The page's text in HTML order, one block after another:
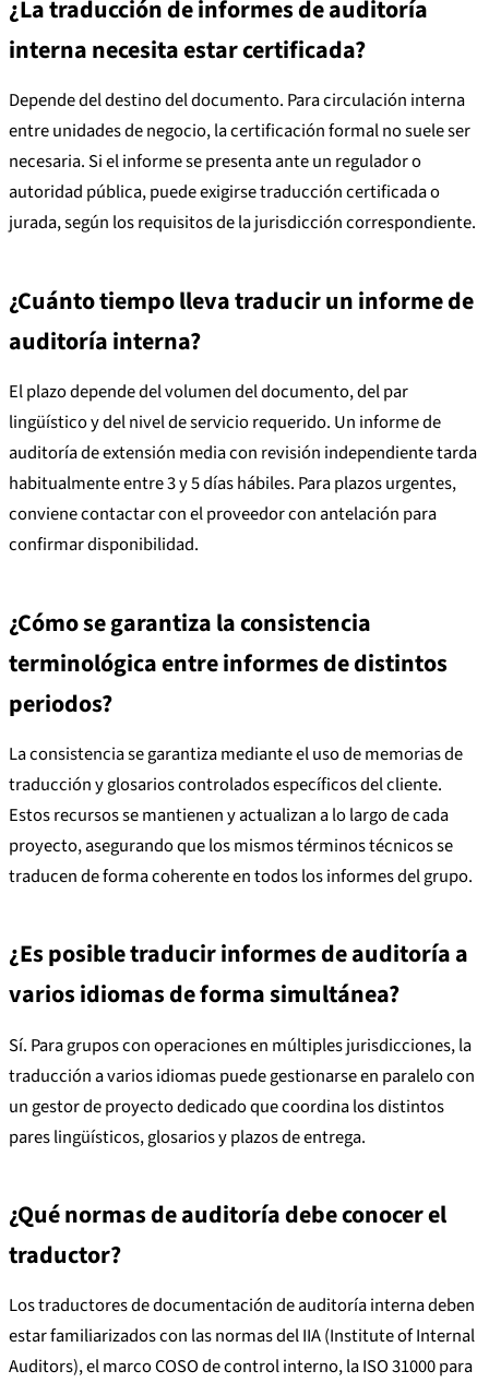
¿La traducción de informes de auditoría
interna necesita estar certificada?
Depende del destino del documento. Para circulación interna
entre unidades de negocio, la certificación formal no suele ser
necesaria. Si el informe se presenta ante un regulador o
autoridad pública, puede exigirse traducción certificada o
jurada, según los requisitos de la jurisdicción correspondiente.
¿Cuánto tiempo lleva traducir un informe de
auditoría interna?
El plazo depende del volumen del documento, del par
lingüístico y del nivel de servicio requerido. Un informe de
auditoría de extensión media con revisión independiente tarda
habitualmente entre 3 y 5 días hábiles. Para plazos urgentes,
conviene contactar con el proveedor con antelación para
confirmar disponibilidad.
¿Cómo se garantiza la consistencia
terminológica entre informes de distintos
periodos?
La consistencia se garantiza mediante el uso de memorias de
traducción y glosarios controlados específicos del cliente.
Estos recursos se mantienen y actualizan a lo largo de cada
proyecto, asegurando que los mismos términos técnicos se
traducen de forma coherente en todos los informes del grupo.
¿Es posible traducir informes de auditoría a
varios idiomas de forma simultánea?
Sí. Para grupos con operaciones en múltiples jurisdicciones, la
traducción a varios idiomas puede gestionarse en paralelo con
un gestor de proyecto dedicado que coordina los distintos
pares lingüísticos, glosarios y plazos de entrega.
¿Qué normas de auditoría debe conocer el
traductor?
Los traductores de documentación de auditoría interna deben
estar familiarizados con las normas del IIA (Institute of Internal
Auditors), el marco COSO de control interno, la ISO 31000 para